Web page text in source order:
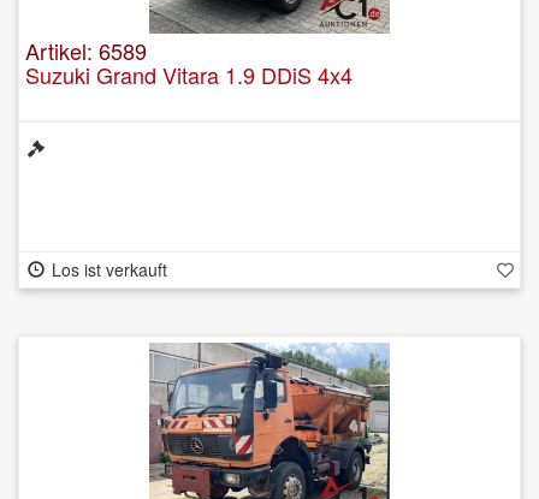
Artikel: 6589
Suzuki Grand Vitara 1.9 DDiS 4x4
Los ist verkauft